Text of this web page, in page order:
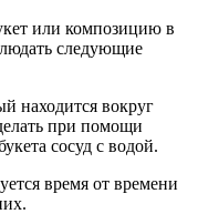
или композицию в
следующие
находится вокруг
при помощи
сосуд с водой.
время от времени